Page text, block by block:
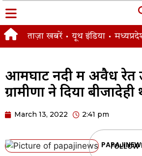
ताज़ा खबरें यूथ इंडिया
आमघाट नदी में अवैध रेत
ग्रामीणों ने दिया
March 13, 2022 2:41 pm
FOLLOW